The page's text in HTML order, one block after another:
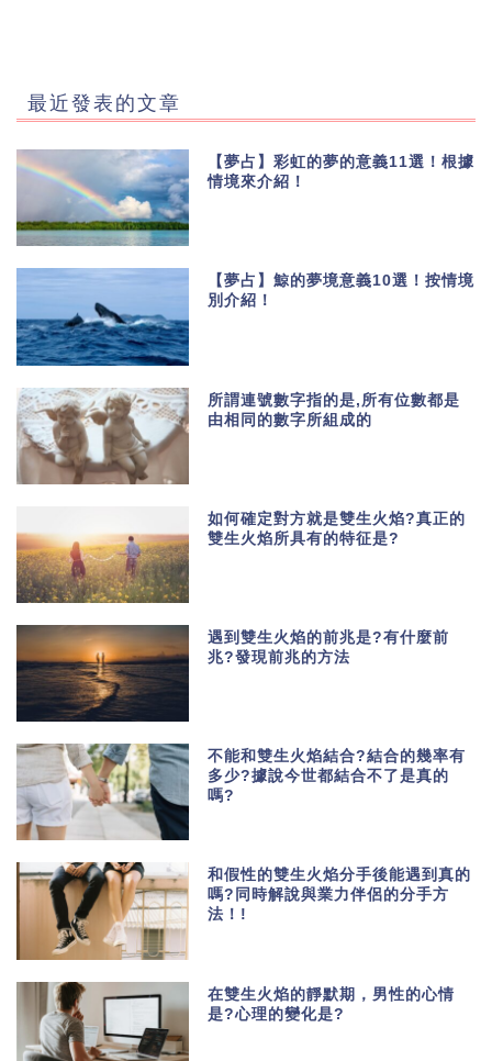
最近發表的文章
【夢占】彩虹的夢的意義11選！根據
情境來介紹！
【夢占】鯨的夢境意義10選！按情境
別介紹！
所謂連號數字指的是,所有位數都是
由相同的數字所組成的
如何確定對方就是雙生火焰?真正的
雙生火焰所具有的特征是?
遇到雙生火焰的前兆是?有什麼前
兆?發現前兆的方法
不能和雙生火焰結合?結合的幾率有
多少?據說今世都結合不了是真的
嗎?
和假性的雙生火焰分手後能遇到真的
嗎?同時解說與業力伴侶的分手方
法！!
在雙生火焰的靜默期，男性的心情
是?心理的變化是?